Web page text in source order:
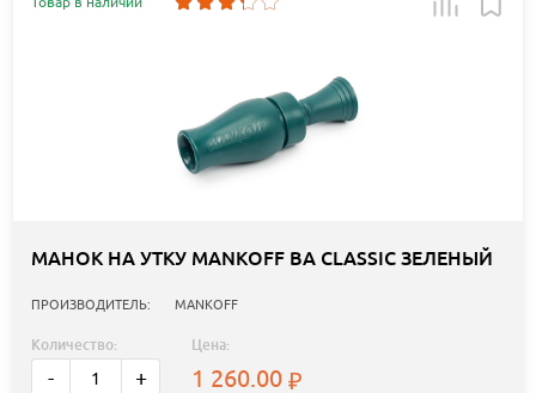
МАНОК НА УТКУ MANKOFF BA CLASSIC ЗЕЛЕНЫЙ
ПРОИЗВОДИТЕЛЬ: MANKOFF
Количество:
- +
Цена:
1 260.00